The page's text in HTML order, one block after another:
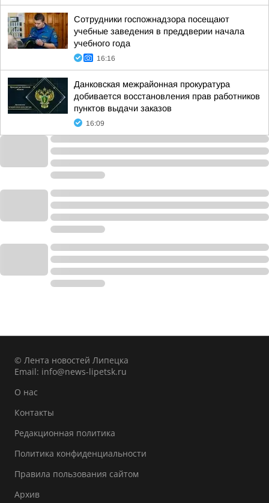
Сотрудники госпожнадзора посещают
учебные заведения в преддверии начала
учебного года
16:16
Данковская межрайонная прокуратура
добивается восстановления прав работников
пунктов выдачи заказов
16:09
© Лента новостей Липецка
Email: info@news-lipetsk.ru
О нас
Контакты
Редакционная политика
Политика конфиденциальности
Правила пользования сайтом
Архив